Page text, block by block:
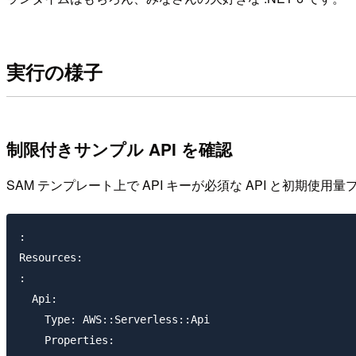
実行の様子
制限付きサンプル API を確認
SAM テンプレート上で API キーが必須な API と初期使用量
:
Resources:
:
  Api:
    Type: AWS::Serverless::Api
    Properties: